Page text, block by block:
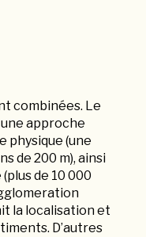
combinées. Le
approche
physique (une
de 200 m), ainsi
de 10 000
la localisation et
D’autres